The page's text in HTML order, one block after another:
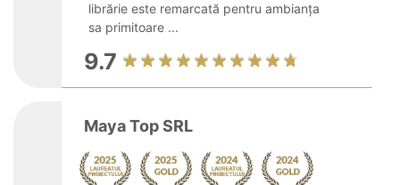
librărie este remarcată pentru ambianța
sa primitoare ...
9.7
Maya Top SRL